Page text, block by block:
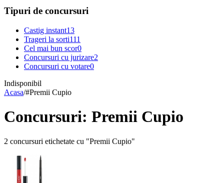
Tipuri de concursuri
Castig instant13
Trageri la sorti111
Cel mai bun scor0
Concursuri cu jurizare2
Concursuri cu votare0
Indisponibil
Acasa/#Premii Cupio
Concursuri: Premii Cupio
2 concursuri etichetate cu "Premii Cupio"